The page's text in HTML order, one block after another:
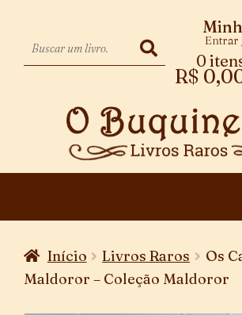
0
R$
Entrar
CATEGORIAS
Início Livros Raros
Os
Maldoror – Coleção Maldoror